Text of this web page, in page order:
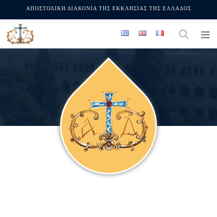
ΑΠΟΣΤΟΛΙΚΗ ΔΙΑΚΟΝΙΑ ΤΗΣ ΕΚΚΛΗΣΙΑΣ ΤΗΣ ΕΛΛΑΔΟΣ